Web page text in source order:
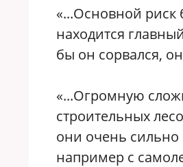
«...Основной риск
находится
бы он сорвался,
«...Огромную
строительных
они очень
например с